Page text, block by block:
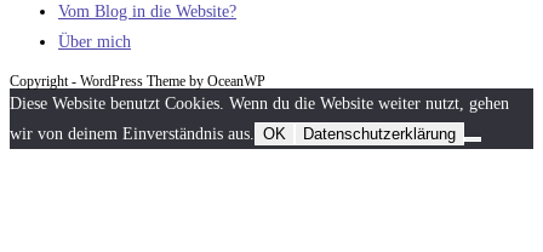
Vom Blog in die Website?
Über mich
Copyright - WordPress Theme by OceanWP
Diese Website benutzt Cookies. Wenn du die Website weiter nutzt, gehen
wir von deinem Einverständnis aus.
OK Datenschutzerklärung